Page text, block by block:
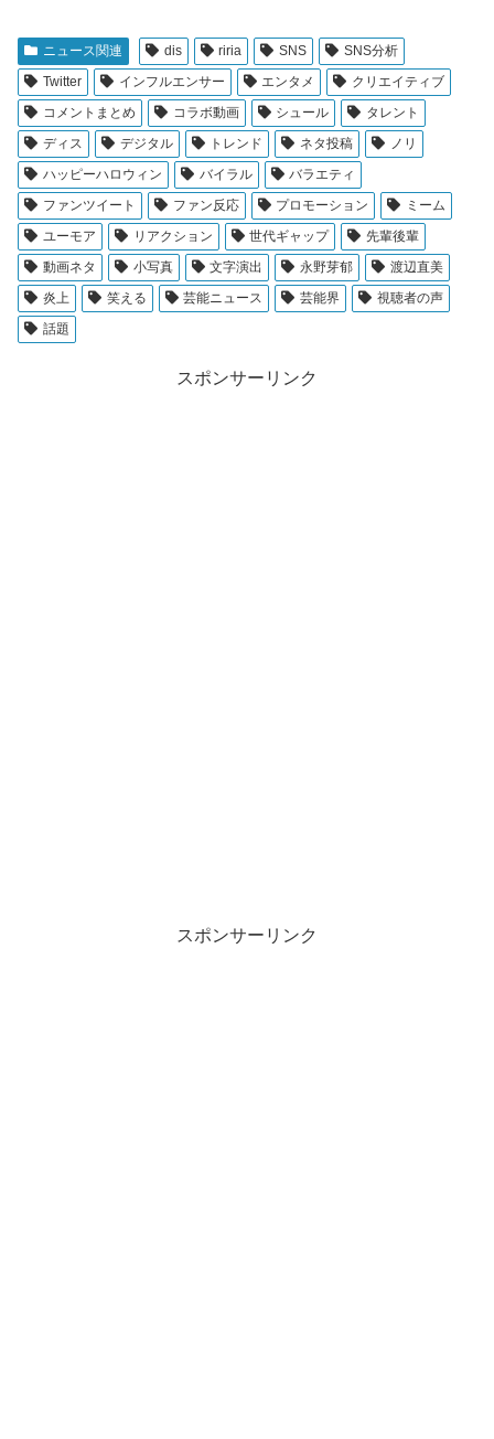
ニュース関連 dis riria SNS
SNS分析
Twitter
インフルエンサー エンタメ
クリエイティブ
コメントまとめ
コラボ動画 シュール
タレント
ディス
デジタル トレンド ネタ投稿
ノリ
ハッピーハロウィン
バイラル
バラエティ
ファンツイート
ファン反応 プロモーション
ミーム
ユーモア
リアクション 世代ギャップ
先輩後輩
動画ネタ
小写真 文字演出 永野芽郁
渡辺直美
炎上
笑える 芸能ニュース 芸能界
視聴者の声
話題
スポンサーリンク
スポンサーリンク